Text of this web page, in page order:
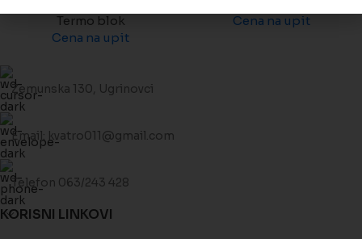
Termo blok
Cena na upit
Cena na upit
Zemunska 130, Ugrinovci
Email: kvatro011@gmail.com
Telefon 063/243 428
KORISNI LINKOVI